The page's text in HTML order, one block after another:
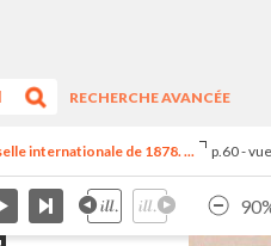
RECHERCHE AVANCÉE
internationale de 1878. ... p.60 -